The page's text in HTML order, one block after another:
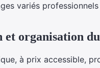
variés
et organisation
à prix accessible,